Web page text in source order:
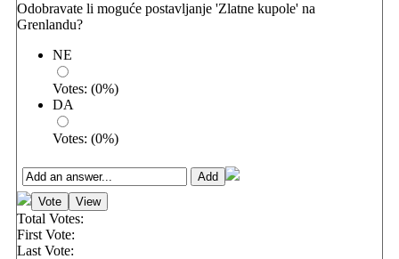
Odobravate li moguće postavljanje 'Zlatne kupole' na
Grenlandu?
NE
Votes: (0%)
DA
Votes: (0%)
Total Votes:
First Vote:
Last Vote: